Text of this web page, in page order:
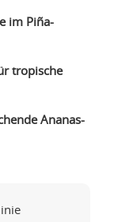
im Piña-
tropische
Ananas-